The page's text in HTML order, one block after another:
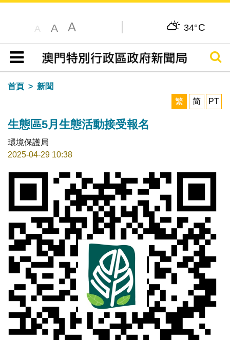
A A A 34°C
目錄
搜尋
首頁
新聞
繁
简 PT
生態區5月生態活動接受報名
環境保護局
2025-04-29 10:38